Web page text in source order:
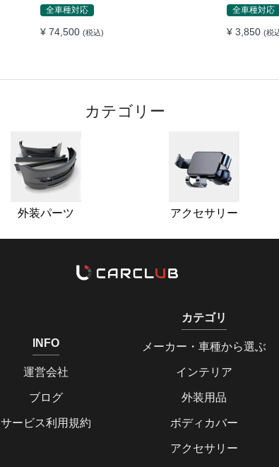
き 普通車 SUV適用
全車種対応
¥ 33,500 (税込)
ー 防災用
全車種対応
¥ 8,550 (税
カテゴリー
外装パーツ アクセサリー
INFO
運営会社
ブログ
サービス利用規約
カテゴリ
メーカー・車種から選ぶ
インテリア
外装用品
ボディカバー
アクセサリー